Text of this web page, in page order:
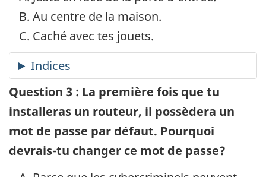
Au centre de la maison.
Caché avec tes jouets.
Question 3 : La première fois que tu
installeras un routeur, il possèdera un
mot de passe par défaut. Pourquoi
devrais-tu changer ce mot de passe?